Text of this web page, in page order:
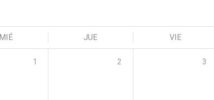
MIÉ JUE VIE
1 2 3